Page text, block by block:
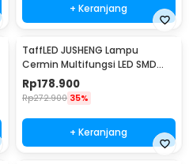
+ Keranjang
TaffLED JUSHENG Lampu
Cermin Multifungsi LED SMD
2835 Cool White 14W 62cm -
5960
Rp178.900
Rp272.900 35%
+ Keranjang